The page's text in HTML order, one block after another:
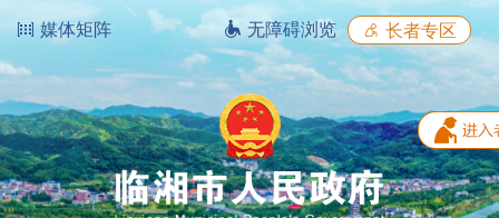
媒体矩阵 无障碍浏览 长者专区